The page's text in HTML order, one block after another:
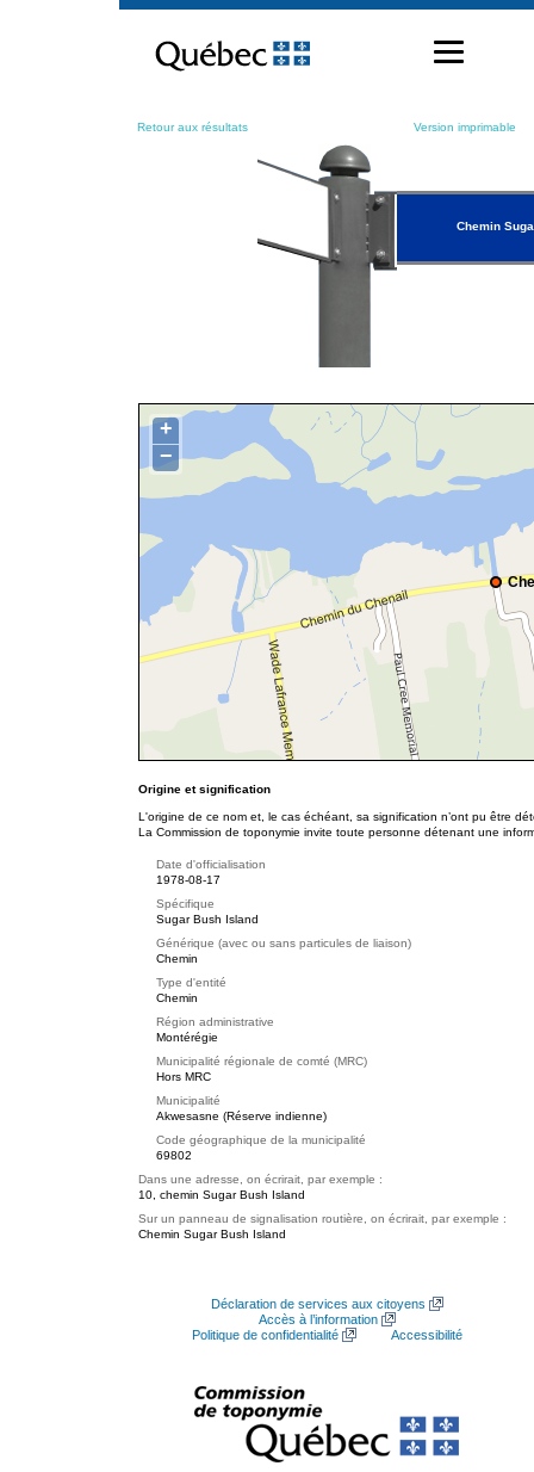
contenu
Retour aux résultats Version imprimable
Chemin
+
−
Origine et signification
L'origine de ce nom et, le cas échéant, sa signification n’ont pu être
La Commission de toponymie invite toute personne détenant une
Date d'officialisation
1978-08-17
Spécifique
Sugar Bush Island
Générique (avec ou sans particules de liaison)
Chemin
Type d'entité
Chemin
Région administrative
Montérégie
Municipalité régionale de comté (MRC)
Hors MRC
Municipalité
Akwesasne (Réserve indienne)
Code géographique de la municipalité
69802
Dans une adresse, on écrirait, par exemple :
10, chemin Sugar Bush Island
Sur un panneau de signalisation routière, on écrirait, par exemple :
Chemin Sugar Bush Island
Déclaration de services aux citoyens
Accès à l’information
Politique de confidentialité
Accessibilité